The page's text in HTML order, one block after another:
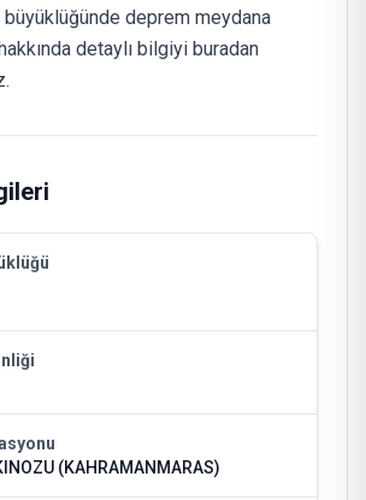
deprem meydana
detaylı bilgiyi buradan
(KAHRAMANMARAS)